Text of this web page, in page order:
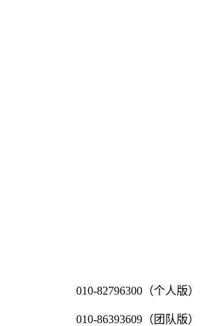
010-82796300（个人版）
010-86393609（团队版）